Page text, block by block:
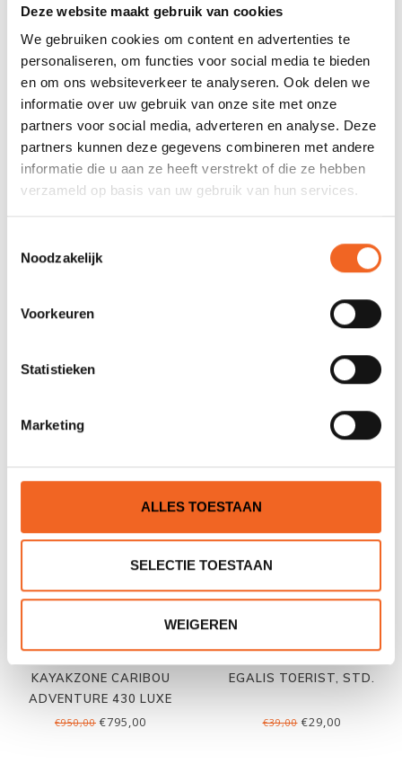
Deze website maakt gebruik van cookies
We gebruiken cookies om content en advertenties te
personaliseren, om functies voor social media te bieden
en om ons websiteverkeer te analyseren. Ook delen we
informatie over uw gebruik van onze site met onze
partners voor social media, adverteren en analyse. Deze
partners kunnen deze gegevens combineren met andere
informatie die u aan ze heeft verstrekt of die ze hebben
verzameld op basis van uw gebruik van hun services.
Noodzakelijk
Voorkeuren
Statistieken
Marketing
ALLES TOESTAAN
SELECTIE TOESTAAN
WEIGEREN
Kuiplengte: 259 cm
Gewicht: 30.5 kg
Capaciteit: 227 kg
REVIEWS
Niek Geplaatst op 26 Juli 2026 at 08:46
Heerlijke 2 persoonskano. Stuurt soepel en kan ook makkelijk
door 1 persoon worden gevaren. Erg goede stoelen en
makkelijk verstelbaar. Top aankoop.
GERELATEERDE PRODUCTEN
KAYAKZONE CARIBOU
ADVENTURE 430 LUXE
€950,00 €795,00
EGALIS TOERIST, STD.
€39,00€29,00